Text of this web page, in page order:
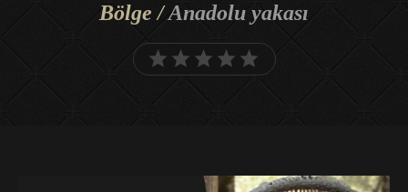
Bölge /Anadolu yakası